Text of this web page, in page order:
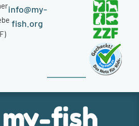
info@my-
fish.org